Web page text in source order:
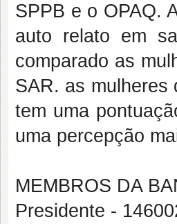
SPPB e o OPAQ.
auto relato em
comparado as
SAR. as mulheres
tem uma
uma percepção
MEMBROS DA
Presidente -